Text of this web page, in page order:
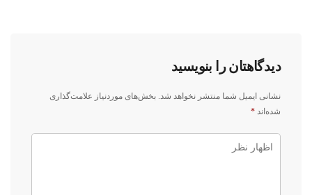
دیدگاهتان را بنویسید
نشانی ایمیل شما منتشر نخواهد شد. بخش‌های موردنیاز علامت‌گذاری
شده‌اند *